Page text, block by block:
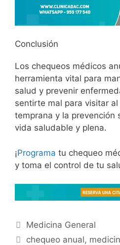
Conclusión
Los chequeos médicos
herramienta vital para
salud y prevenir
sentirte mal para visitar
temprana y la prevención
vida saludable y plena.
¡Programa tu chequeo
y toma el control de tu
Medicina General
chequeo anual,